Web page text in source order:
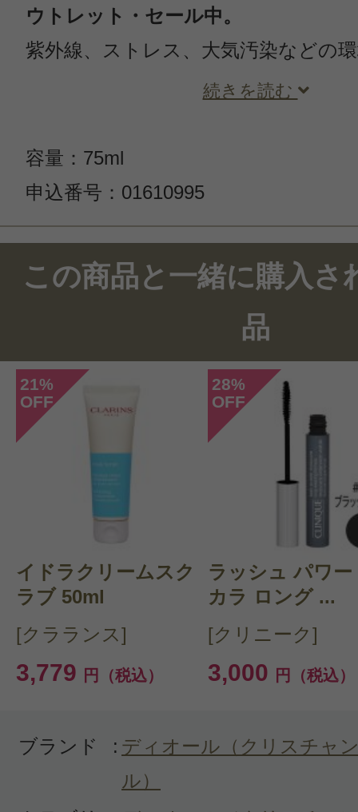
ウトレット・セール中。
紫外線、ストレス、大気汚染などの
続きを読む
容量：75ml
申込番号：01610995
この商品のクチコミ
16件のレビュー
投稿日：2023年06月
／40代前半
感じた効能：うるおい/低刺激・敏感
購入品：ワン エッセンシャル セラ
肌の乾燥が和らぐ気がします。お風
最初にコレをつければ大丈夫という
投稿日：2022年01月
この商品と一緒に購入さ
品
21%
OFF
イドラクリームスク
ラブ 50ml
[クラランス]
3,779 円（税込）
28%
OFF
ラッシュ パワー
カラ ロング ...
[クリニーク]
3,000 円（税込）
ブランド : ディオール（クリスチャ
ル）